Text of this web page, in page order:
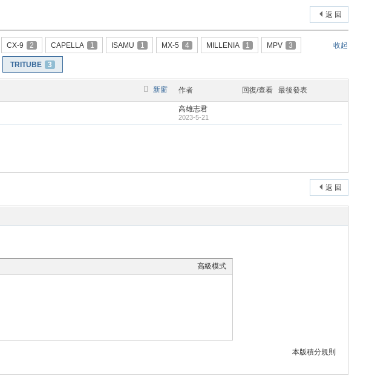
返 回
收起
CX-9 2 CAPELLA 1 ISAMU 1 MX-5 4 MILLENIA 1 MPV 3
TRITUBE 3
新窗 作者 回復/查看 最後發表
高雄志君
2023-5-21
返 回
高級模式
本版積分規則